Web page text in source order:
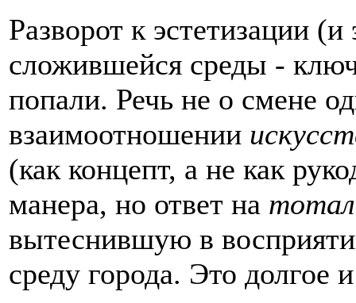
Разворот к эстетизации
сложившейся среды -
попали. Речь не о смене
взаимоотношении
(как концепт, а не как
манера, но ответ на
вытеснившую в
среду города. Это долгое